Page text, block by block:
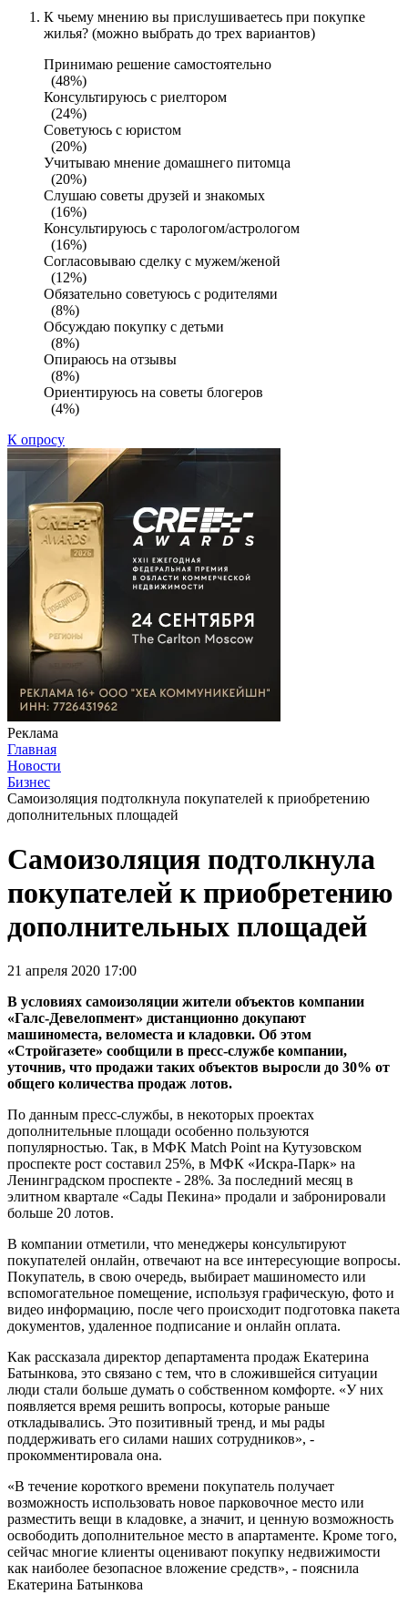
К чьему мнению вы прислушиваетесь при покупке
жилья? (можно выбрать до трех вариантов)
Принимаю решение самостоятельно
(48%)
Консультируюсь с риелтором
(24%)
Советуюсь с юристом
(20%)
Учитываю мнение домашнего питомца
(20%)
Слушаю советы друзей и знакомых
(16%)
Консультируюсь с тарологом/астрологом
(16%)
Согласовываю сделку с мужем/женой
(12%)
Обязательно советуюсь с родителями
(8%)
Обсуждаю покупку с детьми
(8%)
Опираюсь на отзывы
(8%)
Ориентируюсь на советы блогеров
(4%)
К опросу
Реклама
Главная
Новости
Бизнес
Самоизоляция подтолкнула покупателей к приобретению
дополнительных площадей
Самоизоляция подтолкнула
покупателей к приобретению
дополнительных площадей
21 апреля 2020 17:00
В условиях самоизоляции жители объектов компании
«Галс-Девелопмент» дистанционно докупают
машиноместа, веломеста и кладовки. Об этом
«Стройгазете» сообщили в пресс-службе компании,
уточнив, что продажи таких объектов выросли до 30% от
общего количества продаж лотов.
По данным пресс-службы, в некоторых проектах
дополнительные площади особенно пользуются
популярностью. Так, в МФК Match Point на Кутузовском
проспекте рост составил 25%, в МФК «Искра-Парк» на
Ленинградском проспекте - 28%. За последний месяц в
элитном квартале «Сады Пекина» продали и забронировали
больше 20 лотов.
В компании отметили, что менеджеры консультируют
покупателей онлайн, отвечают на все интересующие вопросы.
Покупатель, в свою очередь, выбирает машиноместо или
вспомогательное помещение, используя графическую, фото и
видео информацию, после чего происходит подготовка пакета
документов, удаленное подписание и онлайн оплата.
Как рассказала директор департамента продаж Екатерина
Батынкова, это связано с тем, что в сложившейся ситуации
люди стали больше думать о собственном комфорте. «У них
появляется время решить вопросы, которые раньше
откладывались. Это позитивный тренд, и мы рады
поддерживать его силами наших сотрудников», -
прокомментировала она.
«В течение короткого времени покупатель получает
возможность использовать новое парковочное место или
разместить вещи в кладовке, а значит, и ценную возможность
освободить дополнительное место в апартаменте. Кроме того,
сейчас многие клиенты оценивают покупку недвижимости
как наиболее безопасное вложение средств», - пояснила
Екатерина Батынкова